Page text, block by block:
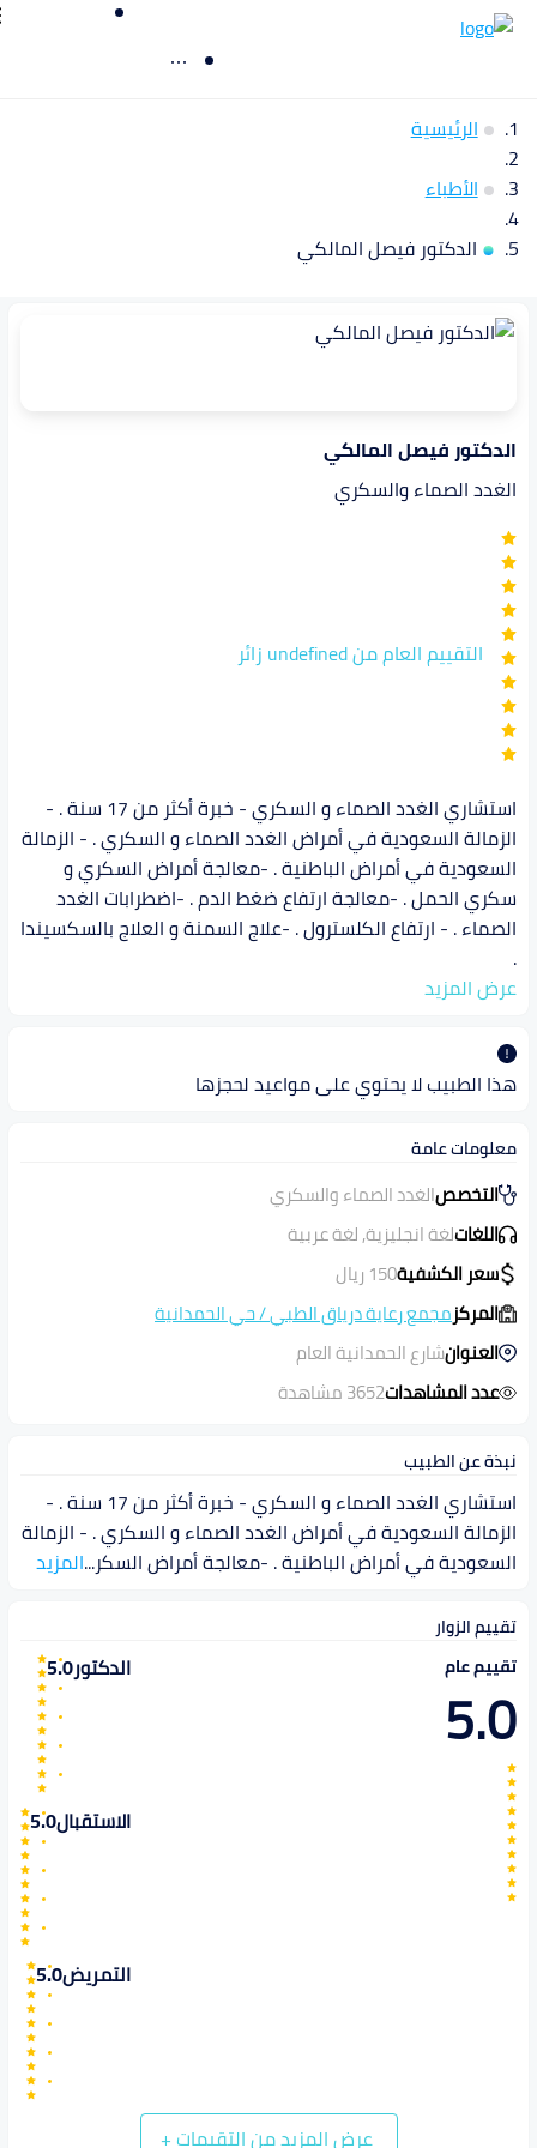
الرئيسية
الأطباء
الدكتور فيصل المالكي
الدكتور فيصل المالكي
الغدد الصماء والسكري
التقييم العام من undefined زائر
استشاري الغدد الصماء و السكري - خبرة أكثر من 17 سنة . -
الزمالة السعودية في أمراض الغدد الصماء و السكري . - الزمالة
السعودية في أمراض الباطنية . -معالجة أمراض السكري و
سكري الحمل . -معالجة ارتفاع ضغط الدم . -اضطرابات الغدد
الصماء . - ارتفاع الكلسترول . -علاج السمنة و العلاج بالسكسيندا
.
عرض المزيد
هذا الطبيب لا يحتوي على مواعيد لحجزها
معلومات عامة
التخصصالغدد الصماء والسكري
اللغاتلغة انجليزية, لغة عربية
سعر الكشفية150 ريال
المركزمجمع رعاية درياق الطبي/حي الحمدانية
العنوانشارع الحمدانية العام
عدد المشاهدات3652 مشاهدة
نبذة عن الطبيب
استشاري الغدد الصماء و السكري - خبرة أكثر من 17 سنة . -
الزمالة السعودية في أمراض الغدد الصماء و السكري . - الزمالة
السعودية في أمراض الباطنية . -معالجة أمراض السكر...المزيد
تقييم الزوار
تقييم عام
5.0
الدكتور5.0
الاستقبال5.0
التمريض5.0
عرض المزيد من التقيمات +